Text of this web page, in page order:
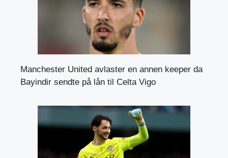
Manchester United avlaster en annen keeper da
Bayindir sendte på lån til Celta Vigo